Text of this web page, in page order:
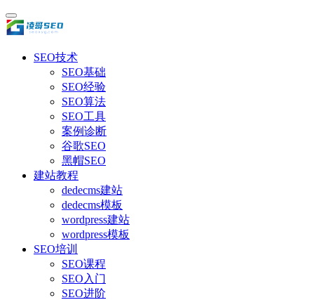
SEO技术
SEO基础
SEO经验
SEO算法
SEO工具
案例诊断
谷歌SEO
黑帽SEO
建站教程
dedecms建站
dedecms模板
wordpress建站
wordpress模板
SEO培训
SEO课程
SEO入门
SEO进阶